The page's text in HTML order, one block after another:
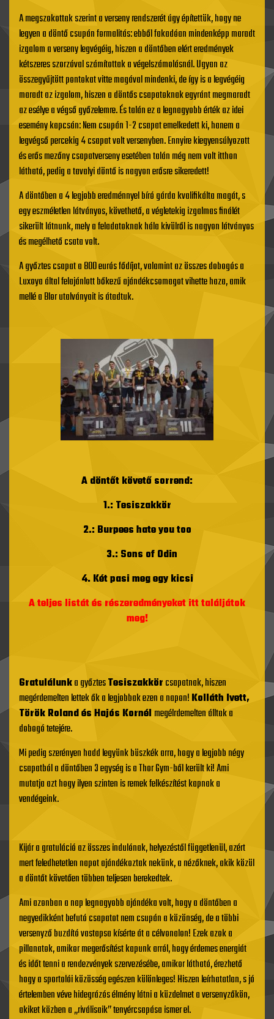
A megszokottak szerint a verseny rendszerét úgy építettük, hogy ne
legyen a döntő csupán formalitás: ebből fakadóan mindenképp maradt
izgalom a verseny legvégéig, hiszen a döntőben elért eredmények
kétszeres szorzóval számítottak a végelszámolásnál. Ugyan az
összegyűjtött pontokat vitte magával mindenki, de így is a legvégéig
maradt az izgalom, hiszen a döntős csapatoknak egyránt megmaradt
az esélye a végső győzelemre. És talán ez a legnagyobb érték az idei
esemény kapcsán: Nem csupán 1-2 csapat emelkedett ki, hanem a
legvégső percekig 4 csapat volt versenyben. Ennyire kiegyensúlyozott
és erős mezőny csapatverseny esetében talán még nem volt itthon
látható, pedig a tavalyi döntő is nagyon erősre sikeredett!
A döntőben a 4 legjobb eredménnyel bíró gárda kvalifikálta magát, s
egy eszméletlen látványos, követhető, a végletekig izgalmas finálét
sikerült látnunk, mely a feladatoknak hála kivülről is nagyon látványos
és megélhető csata volt.
A győztes csapat a 800 eurós fődíjat, valamint az összes dobogós a
Luxoya által felajánlott bőkezű ajándékcsomagot vihette haza, amik
mellé a Blor utalványait is átadtuk.
A döntőt követő sorrend:
1.: Tesiszakkör
2.: Burpees hate you too
3.: Sons of Odin
4. Két pasi meg egy kicsi
A teljes listát és részeredményeket itt találjátok
meg!
Gratulálunka győztesTesiszakkörcsapatnak, hiszen
megérdemelten lettek ők a legjobbak ezen a napon!Kolláth Ivett,
Török Roland és Hajós Kornél megélrdemelten álltak a
dobogó tetejére.
Mi pedig szerényen hadd legyünk büszkék arra, hogy a legjobb négy
csapatból a döntőben 3 egység is a Thor Gym-ből került ki! Ami
mutatja azt hogy ilyen szinten is remek felkészítést kapnak a
vendégeink.
Kijár a gratuláció az összes indulónak, helyezéstől függetlenül, azért
mert feledhetetlen napot ajándékoztak nekünk, a nézőknek, akik közül
a döntőt követően többen teljesen berekedtek.
Ami azonban a nap legnagyobb ajándéka volt, hogy a döntőben a
negyedikként befutó csapatot nem csupán a közönség, de a többi
versenyző buzdító vastapsa kísérte át a célvonalon! Ezek azok a
pillanatok, amikor megerősítést kapunk arról, hogy érdemes energiát
és időt tenni a rendezvények szervezésébe, amikor látható, érezhető
hogy a sportolói közösség egészen különleges! Hiszen leírhatatlan, s jó
értelemben véve hidegrázós élmény látni a küzdelmet a versenyzőkön,
akiket közben a „riválisaik” tenyércsapása ismer el.